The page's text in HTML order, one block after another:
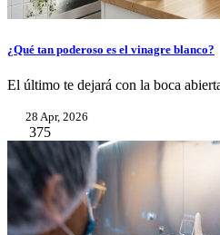
¿Qué tan poderoso es el vinagre blanco?
El último te dejará con la boca
28 Apr, 2026
375